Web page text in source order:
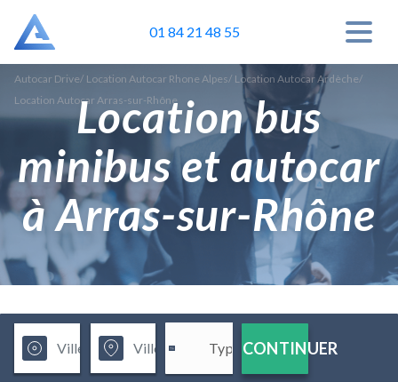
01 84 21 48 55
Autocar Drive/ Location Autocar Rhone Alpes/ Location Autocar Ardèche/
Location Autocar Arras-sur-Rhône
Location bus
minibus et autocar
à Arras-sur-Rhône
CONTINUER